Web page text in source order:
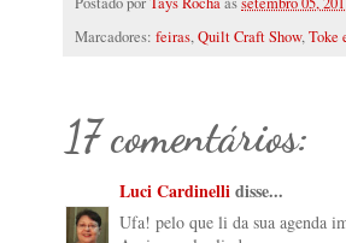
Marcadores: feiras,Quilt Craft Show,Toke
17 comentários:
Luci Cardinellidisse...
Ufa! pelo que li da sua agenda